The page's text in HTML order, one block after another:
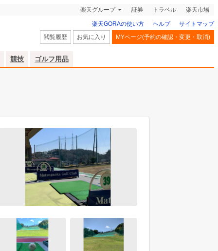
楽天グループ 証券 トラベル 楽天市場
楽天GORAの使い方 ヘルプ
サイトマップ
閲覧履歴
お気に入り MYページ(予約の確認・変更・取消)
競技 ゴルフ用品